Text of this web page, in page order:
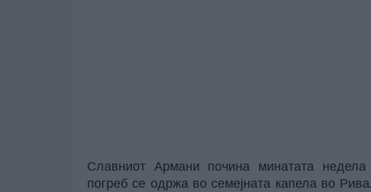
Славниот Армани почина минатата
погреб се одржа во семејната капела во